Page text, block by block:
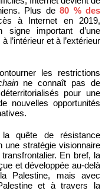
Plus de80 % des
à Internet en 2019,
important d’une
l’intérieur et à l’extérieur
les restrictions
ne connaît pas de
pour une
nouvelles opportunités
quête de résistance
une stratégie visionnaire
En bref, la
et développée au-delà
Palestine, mais avec
et à travers la